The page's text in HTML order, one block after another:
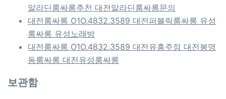
알라딘룸싸롱추천 대전알라딘룸싸롱문의
대전룸싸롱 O1O.4832.3589 대전퍼블릭룸싸롱 유성
룸싸롱 유성노래방
대전룸싸롱 O1O.4832.3589 대전유흥주점 대전봉명
동룸싸롱 대전유성룸싸롱
보관함